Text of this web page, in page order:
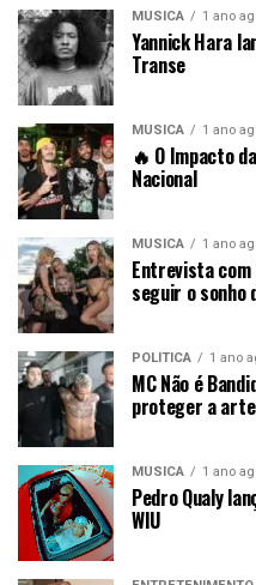
MÚSICA 1 ano
Yannick Hara
Transe
MÚSICA 1 ano
🔥 O Impacto
Nacional
MÚSICA 1 ano
Entrevista com
seguir o sonho
POLÍTICA 1 ano
MC Não é
proteger a
MÚSICA 1 ano
Pedro Qualy
WIU